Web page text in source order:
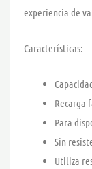
experiencia de
Características:
Recarga
Para
Sin
Utiliza